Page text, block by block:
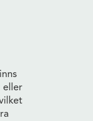
eller